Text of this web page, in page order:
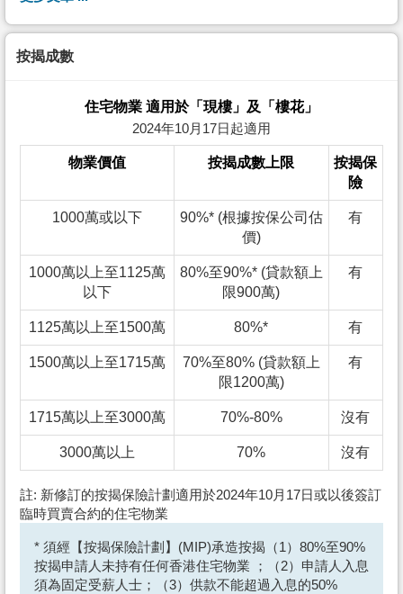
按揭成數
住宅物業 適用於「現樓」及「樓花」
2024年10月17日起適用
物業價值 按揭成數上限
按揭保
險
1000萬或以下
90%* (根據按保公司估
價)
有
1000萬以上至1125萬
以下
80%至90%* (貸款額上
限900萬)
有
1125萬以上至1500萬 80%* 有
1500萬以上至1715萬
70%至80% (貸款額上
限1200萬)
有
1715萬以上至3000萬 70%-80% 沒有
3000萬以上 70% 沒有
註: 新修訂的按揭保險計劃適用於2024年10月17日或以後簽訂
臨時買賣合約的住宅物業
* 須經【按揭保險計劃】(MIP)承造按揭（1）80%至90%
按揭申請人未持有任何香港住宅物業 ；（2）申請人入息
須為固定受薪人士；（3）供款不能超過入息的50%